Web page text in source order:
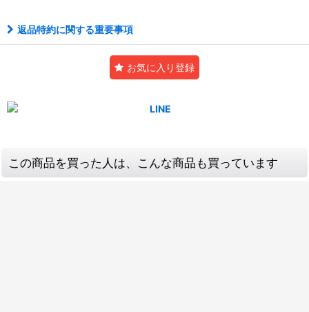
返品特約に関する重要事項
お気に入り登録
この商品を買った人は、こんな商品も買っています